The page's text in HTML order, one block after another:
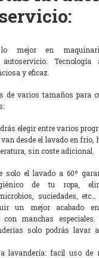
lo mejor en
Tecnología
y eficaz.
de varios tamaños para
elegir entre varios
desde el lavado en frío,
sin coste adicional.
solo el lavado a 60º
de tu ropa,
suciedades, etc…
un mejor acabado
con manchas
solo podrás lavar
lavandería: facil uso de